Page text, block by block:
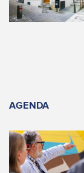
AGENDA